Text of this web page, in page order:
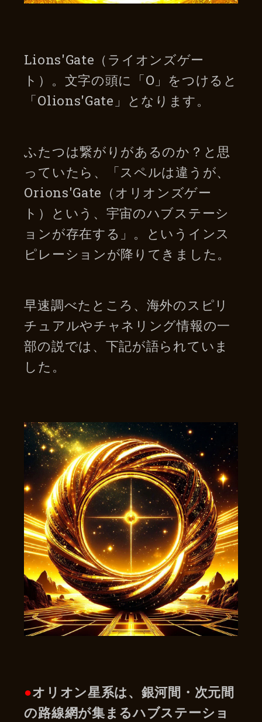
Lions'Gate（ライオンズゲー
ト）。文字の頭に「O」をつけると
「Olions'Gate」となります。
ふたつは繋がりがあるのか？と思
っていたら、「スペルは違うが、
Orions'Gate（オリオンズゲー
ト）という、宇宙のハブステーシ
ョンが存在する」。というインス
ピレーションが降りてきました。
早速調べたところ、海外のスピリ
チュアルやチャネリング情報の一
部の説では、下記が語られていま
した。
●オリオン星系は、銀河間・次元間
の路線網が集まるハブステーショ